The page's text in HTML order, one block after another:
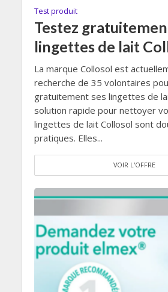
Test produit
Testez
lingettes de lait
La marque Collosol est
recherche de 35 volontaires
gratuitement ses lingettes de
solution rapide pour nettoyer
lingettes de lait Collosol sont
pratiques. Elles...
VOIR L'OFFRE